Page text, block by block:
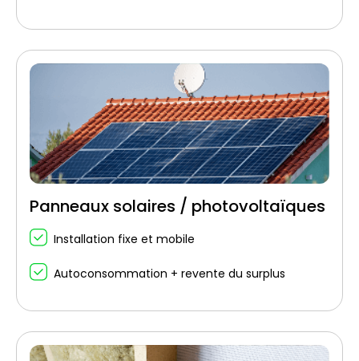
Panneaux solaires / photovoltaïques
Installation fixe et mobile
Autoconsommation + revente du surplus